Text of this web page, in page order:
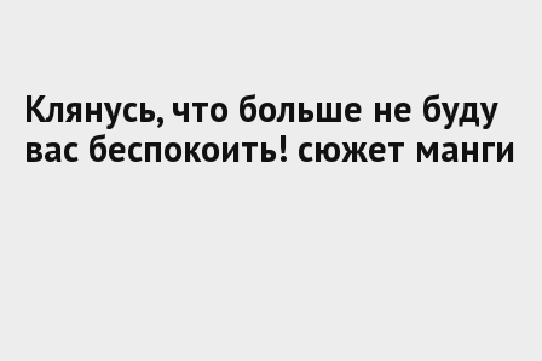
Клянусь, что больше не буду
вас беспокоить! сюжет манги